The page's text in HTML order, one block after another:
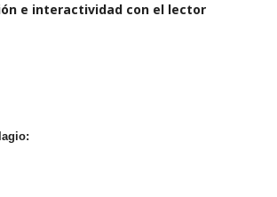
e interactividad con el lector